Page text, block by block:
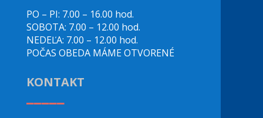
PO – PI: 7.00 – 16.00 hod.
SOBOTA: 7.00 – 12.00 hod.
NEDEĽA: 7.00 – 12.00 hod.
POČAS OBEDA MÁME OTVORENÉ
KONTAKT